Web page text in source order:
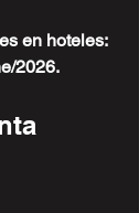
en hoteles:
2026.